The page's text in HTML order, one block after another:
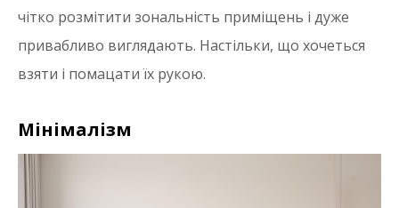
чітко розмітити зональність приміщень і дуже
привабливо виглядають. Настільки, що хочеться
взяти і помацати їх рукою.
Мінімалізм